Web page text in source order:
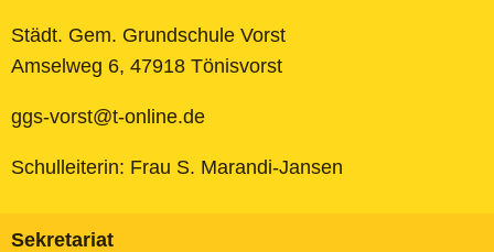
Städt. Gem. Grundschule Vorst
Amselweg 6, 47918 Tönisvorst
ggs-vorst@t-online.de
Schulleiterin: Frau S. Marandi-Jansen
Sekretariat